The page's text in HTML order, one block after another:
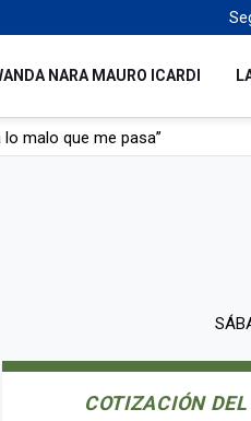
NARA MAURO ICARDI
malo que me pasa”
y prendido fuego
COTIZACIÓN